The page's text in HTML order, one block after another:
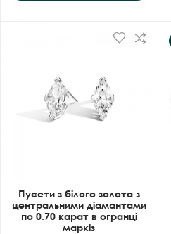
Пусети з білого золота з
центральними діамантами
по 0.70 карат в огранці
маркіз